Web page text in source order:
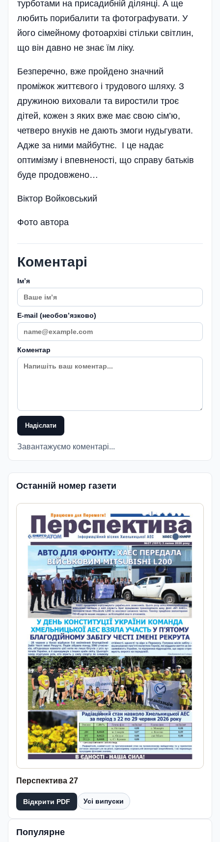
турботами на присадибній ділянці. А ще
любить порибалити та фотографувати. У
його сімейному фотоархіві стільки світлин,
що він давно не знає їм ліку.
Безперечно, вже пройдено значний
проміжок життєвого і трудового шляху. З
дружиною виховали та виростили троє
дітей, кожен з яких вже має свою сім’ю,
четверо внуків не дають змоги нудьгувати.
Адже за ними майбутнє. І це надає
оптимізму і впевненості, що справу батьків
буде продовжено…
Віктор Войковський
Фото автора
Коментарі
Імʼя
E-mail (необовʼязково)
Коментар
Надіслати
Завантажуємо коментарі...
Останній номер газети
Перспектива 27
Відкрити PDF Усі випуски
Популярне